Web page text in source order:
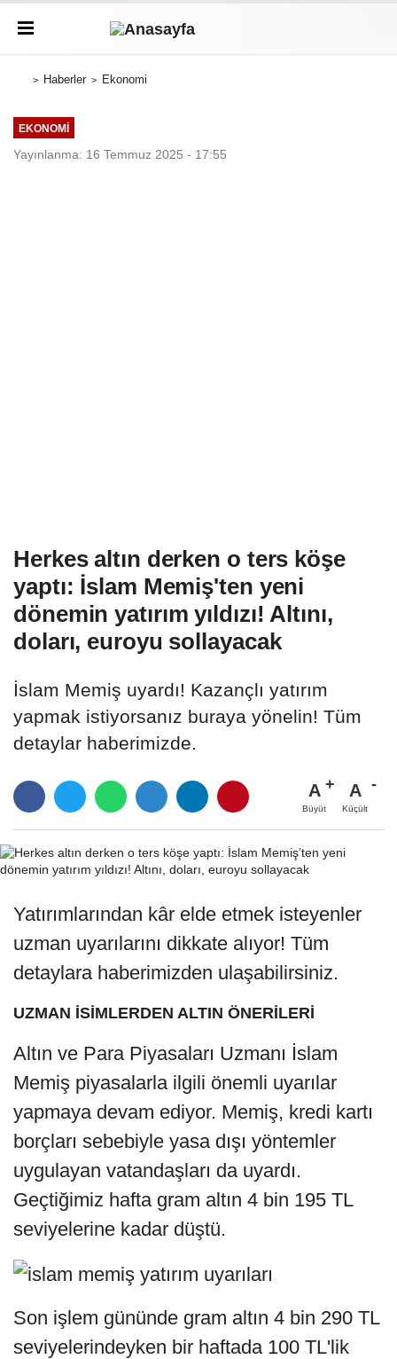
Haberler Ekonomi
EKONOMI
Yayınlanma: 16 Temmuz 2025 - 17:55
Herkes altın derken o ters köşe
yaptı: İslam Memiş'ten yeni
dönemin yatırım yıldızı! Altını,
doları, euroyu sollayacak
İslam Memiş uyardı! Kazançlı yatırım
yapmak istiyorsanız buraya yönelin! Tüm
detaylar haberimizde.
A
Büyüt
A
Küçült
Yatırımlarından kâr elde etmek isteyenler
uzman uyarılarını dikkate alıyor! Tüm
detaylara haberimizden ulaşabilirsiniz.
UZMAN İSİMLERDEN ALTIN ÖNERİLERİ
Altın ve Para Piyasaları Uzmanı İslam
Memiş piyasalarla ilgili önemli uyarılar
yapmaya devam ediyor. Memiş, kredi kartı
borçları sebebiyle yasa dışı yöntemler
uygulayan vatandaşları da uyardı.
Geçtiğimiz hafta gram altın 4 bin 195 TL
seviyelerine kadar düştü.
Son işlem gününde gram altın 4 bin 290 TL
seviyelerindeyken bir haftada 100 TL'lik